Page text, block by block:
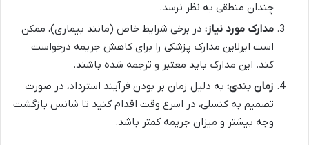
چندان منطقی به نظر نرسد.
مدارک مورد نیاز: در برخی شرایط خاص (مانند بیماری)، ممکن
است ایرلاین مدارک پزشکی را برای کاهش جریمه درخواست
کند. این مدارک باید معتبر و ترجمه شده باشند.
زمان بندی: به دلیل زمان بر بودن فرآیند استرداد، در صورت
تصمیم به کنسلی، در اسرع وقت اقدام کنید تا شانس بازگشت
وجه بیشتر و میزان جریمه کمتر باشد.